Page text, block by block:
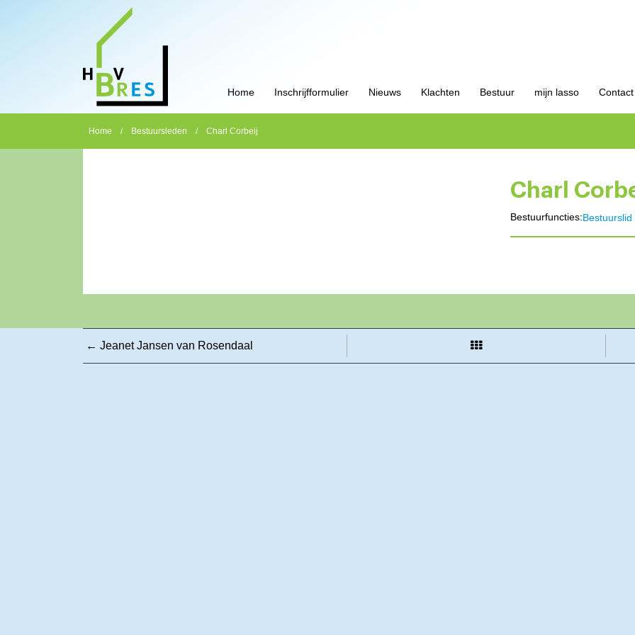
Home Inschrijfformulier Nieuws Klachten Bestuur mijn lasso Contact
Home / Bestuursleden / Charl Corbeij
Charl
Bestuurfuncties:Bestuurslid
Post
← Jeanet Jansen van Rosendaal